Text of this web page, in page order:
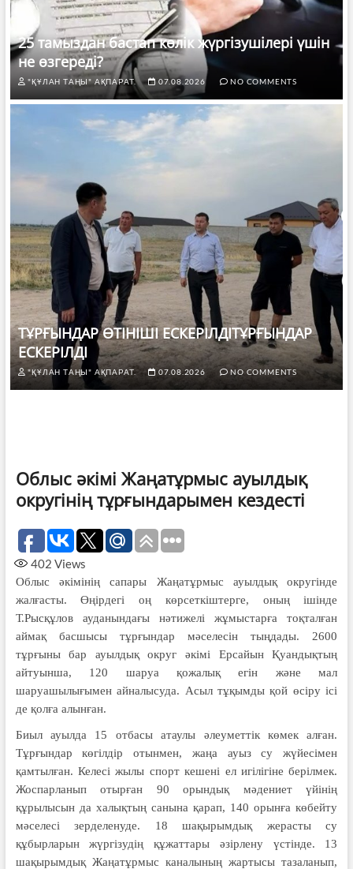
25 тамыздан бастап көлік жүргізушілері үшін
не өзгереді?
"ҚҰЛАН ТАҢЫ" АҚПАРАТ. 07.08.2026 NO COMMENTS
ТҰРҒЫНДАР ӨТІНІШІ ЕСКЕРІЛДІТҰРҒЫНДАР
ЕСКЕРІЛДІ
"ҚҰЛАН ТАҢЫ" АҚПАРАТ. 07.08.2026 NO COMMENTS
Облыс әкімі Жаңатұрмыс ауылдық
округінің тұрғындарымен кездесті
402 Views
Облыс әкімінің сапары Жаңатұрмыс ауылдық округінде
жалғасты. Өңірдегі оң көрсеткіштерге, оның ішінде
Т.Рысқұлов ауданындағы нәтижелі жұмыстарға тоқталған
аймақ басшысы тұрғындар мәселесін тыңдады. 2600
тұрғыны бар ауылдық округ әкімі Ерсайын Қуандықтың
айтуынша, 120 шаруа қожалық егін және мал
шаруашылығымен айналысуда. Асыл тұқымды қой өсіру ісі
де қолға алынған.
Биыл ауылда 15 отбасы атаулы әлеуметтік көмек алған.
Тұрғындар көгілдір отынмен, жаңа ауыз су жүйесімен
қамтылған. Келесі жылы спорт кешені ел игілігіне берілмек.
Жоспарланып отырған 90 орындық мәдениет үйінің
құрылысын да халықтың санына қарап, 140 орынға көбейту
мәселесі зерделенуде. 18 шақырымдық жерасты су
құбырларын жүргізудің құжаттары әзірлену үстінде. 13
шақырымдық Жаңатұрмыс каналының жартысы тазаланып,